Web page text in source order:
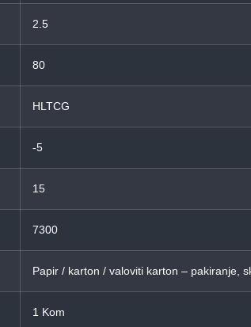
2.5
80
HLTCG
-5
15
7300
Papir / karton / valoviti karton – pakiranje,
1 Kom